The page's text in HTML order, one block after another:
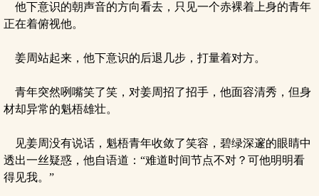
他下意识的朝声音的方向看去，只见一个赤裸着上身的青年
正在着俯视他。
姜周站起来，他下意识的后退几步，打量着对方。
青年突然咧嘴笑了笑，对姜周招了招手，他面容清秀，但身
材却异常的魁梧雄壮。
见姜周没有说话，魁梧青年收敛了笑容，碧绿深邃的眼睛中
透出一丝疑惑，他自语道：“难道时间节点不对？可他明明看
得见我。”